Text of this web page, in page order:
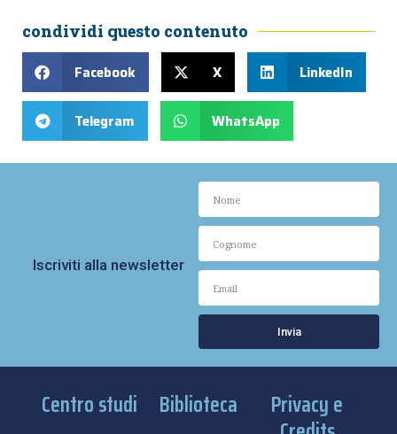
condividi questo contenuto
Facebook
X LinkedIn
Telegram WhatsApp
Iscriviti alla newsletter
Invia
Centro studi Biblioteca Privacy e